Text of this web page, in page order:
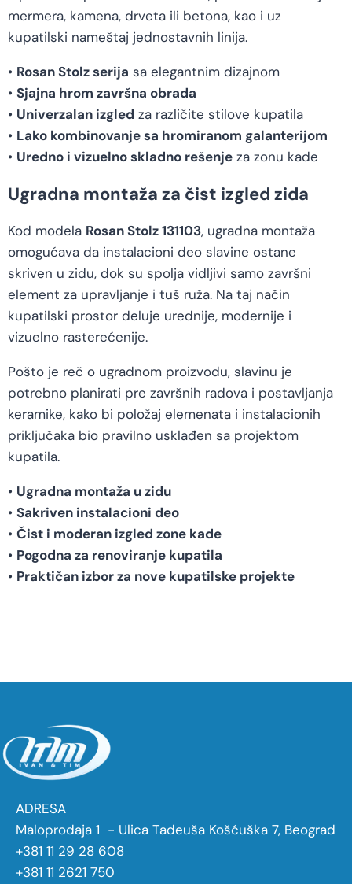
mermera, kamena, drveta ili betona, kao i uz
kupatilski nameštaj jednostavnih linija.
• Rosan Stolz serija sa elegantnim dizajnom
• Sjajna hrom završna obrada
• Univerzalan izgled za različite stilove kupatila
• Lako kombinovanje sa hromiranom galanterijom
• Uredno i vizuelno skladno rešenje za zonu kade
Ugradna montaža za čist izgled zida
Kod modela Rosan Stolz 131103, ugradna montaža
omogućava da instalacioni deo slavine ostane
skriven u zidu, dok su spolja vidljivi samo završni
element za upravljanje i tuš ruža. Na taj način
kupatilski prostor deluje urednije, modernije i
vizuelno rasterećenije.
Pošto je reč o ugradnom proizvodu, slavinu je
potrebno planirati pre završnih radova i postavljanja
keramike, kako bi položaj elemenata i instalacionih
priključaka bio pravilno usklađen sa projektom
kupatila.
• Ugradna montaža u zidu
• Sakriven instalacioni deo
• Čist i moderan izgled zone kade
• Pogodna za renoviranje kupatila
• Praktičan izbor za nove kupatilske projekte
ADRESA
Maloprodaja 1 - Ulica Tadeuša Košćuška 7, Beograd
+381 11 29 28 608
+381 11 2621 750